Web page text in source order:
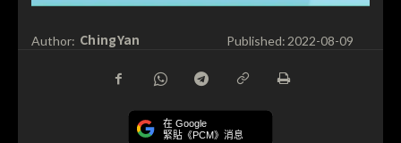
Author: ChingYan Published: 2022-08-09
在 Google
緊貼《PCM》消息